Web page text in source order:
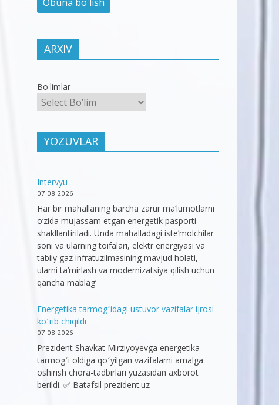
ARXIV
Bo'limlar
YOZUVLAR
Intervyu
07.08.2026
Har bir mahallaning barcha zarur ma’lumotlarni
o‘zida mujassam etgan energetik pasporti
shakllantiriladi. Unda mahalladagi iste’molchilar
soni va ularning toifalari, elektr energiyasi va
tabiiy gaz infratuzilmasining mavjud holati,
ularni ta’mirlash va modernizatsiya qilish uchun
qancha mablag‘
Energetika tarmogʻidagi ustuvor vazifalar ijrosi
koʻrib chiqildi
07.08.2026
Prezident Shavkat Mirziyoyevga energetika
tarmogʻi oldiga qoʻyilgan vazifalarni amalga
oshirish chora-tadbirlari yuzasidan axborot
berildi. ✅ Batafsil prezident.uz